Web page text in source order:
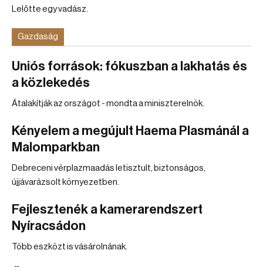
Lelőtte egy vadász.
Gazdaság
Uniós források: fókuszban a lakhatás és
a közlekedés
Átalakítják az országot - mondta a miniszterelnök.
Kényelem a megújult Haema Plasmánál a
Malomparkban
Debreceni vérplazmaadás letisztult, biztonságos,
újjávarázsolt környezetben.
Fejlesztenék a kamerarendszert
Nyíracsádon
Több eszközt is vásárolnának.